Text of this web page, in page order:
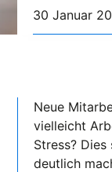
30 Januar
Neue
vielleicht
Stress?
deutlich